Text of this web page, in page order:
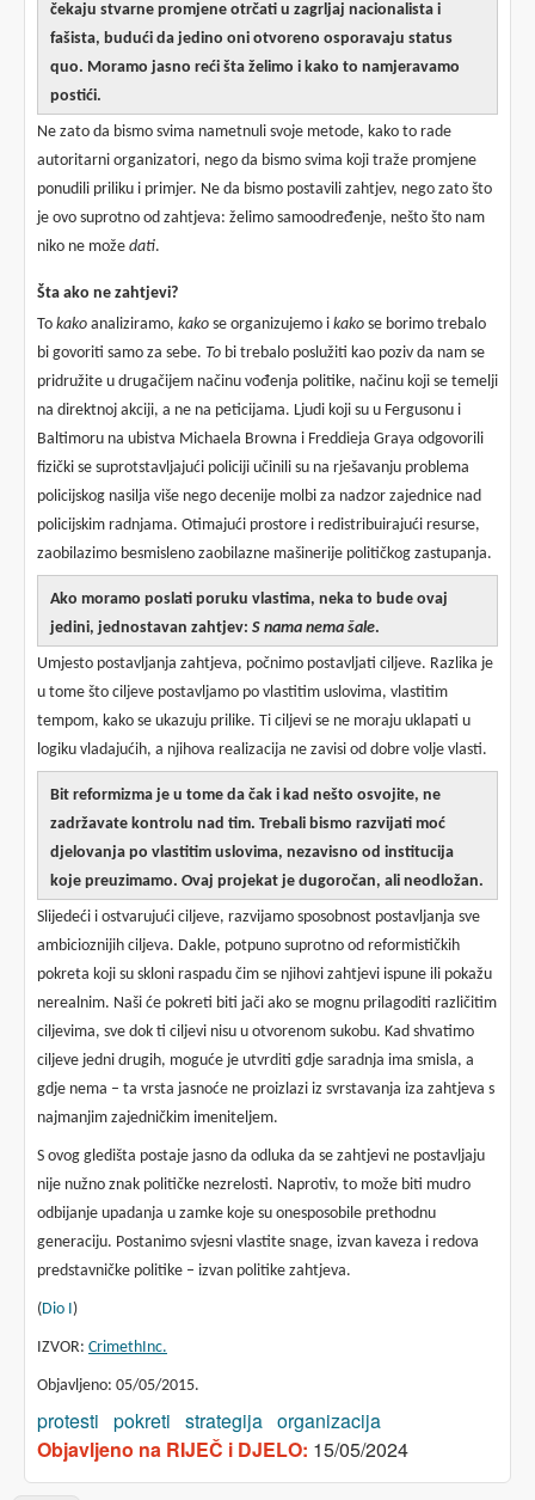
čekaju stvarne promjene otrčati u zagrljaj nacionalista i
fašista, budući da jedino oni otvoreno osporavaju status
quo. Moramo jasno reći šta želimo i kako to namjeravamo
postići.
Ne zato da bismo svima nametnuli svoje metode, kako to rade
autoritarni organizatori, nego da bismo svima koji traže promjene
ponudili priliku i primjer. Ne da bismo postavili zahtjev, nego zato što
je ovo suprotno od zahtjeva: želimo samoodređenje, nešto što nam
niko ne može dati.
Šta ako ne zahtjevi?
To kako analiziramo, kako se organizujemo i kako se borimo trebalo
bi govoriti samo za sebe. To bi trebalo poslužiti kao poziv da nam se
pridružite u drugačijem načinu vođenja politike, načinu koji se temelji
na direktnoj akciji, a ne na peticijama. Ljudi koji su u Fergusonu i
Baltimoru na ubistva Michaela Browna i Freddieja Graya odgovorili
fizički se suprotstavljajući policiji učinili su na rješavanju problema
policijskog nasilja više nego decenije molbi za nadzor zajednice nad
policijskim radnjama. Otimajući prostore i redistribuirajući resurse,
zaobilazimo besmisleno zaobilazne mašinerije političkog zastupanja.
Ako moramo poslati poruku vlastima, neka to bude ovaj
jedini, jednostavan zahtjev: S nama nema šale.
Umjesto postavljanja zahtjeva, počnimo postavljati ciljeve. Razlika je
u tome što ciljeve postavljamo po vlastitim uslovima, vlastitim
tempom, kako se ukazuju prilike. Ti ciljevi se ne moraju uklapati u
logiku vladajućih, a njihova realizacija ne zavisi od dobre volje vlasti.
Bit reformizma je u tome da čak i kad nešto osvojite, ne
zadržavate kontrolu nad tim. Trebali bismo razvijati moć
djelovanja po vlastitim uslovima, nezavisno od institucija
koje preuzimamo. Ovaj projekat je dugoročan, ali neodložan.
Slijedeći i ostvarujući ciljeve, razvijamo sposobnost postavljanja sve
ambicioznijih ciljeva. Dakle, potpuno suprotno od reformističkih
pokreta koji su skloni raspadu čim se njihovi zahtjevi ispune ili pokažu
nerealnim. Naši će pokreti biti jači ako se mognu prilagoditi različitim
ciljevima, sve dok ti ciljevi nisu u otvorenom sukobu. Kad shvatimo
ciljeve jedni drugih, moguće je utvrditi gdje saradnja ima smisla, a
gdje nema – ta vrsta jasnoće ne proizlazi iz svrstavanja iza zahtjeva s
najmanjim zajedničkim imeniteljem.
S ovog gledišta postaje jasno da odluka da se zahtjevi ne postavljaju
nije nužno znak političke nezrelosti. Naprotiv, to može biti mudro
odbijanje upadanja u zamke koje su onesposobile prethodnu
generaciju. Postanimo svjesni vlastite snage, izvan kaveza i redova
predstavničke politike – izvan politike zahtjeva.
(Dio I)
IZVOR: CrimethInc.
Objavljeno: 05/05/2015.
protesti pokreti strategija organizacija
Objavljeno na RIJEČ i DJELO: 15/05/2024